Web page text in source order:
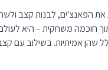
את הפאנצ'ים, לבנות קצב
חוכמה משחקית – היא
שהן אמיתיות. בשילוב עם